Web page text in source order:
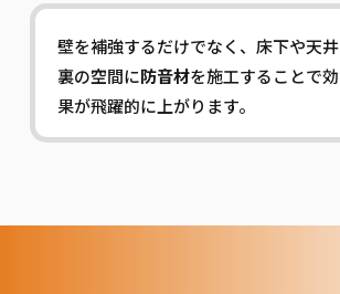
壁を補強するだけでなく、床下や天井
裏の空間に防音材を施工することで効
果が飛躍的に上がります。